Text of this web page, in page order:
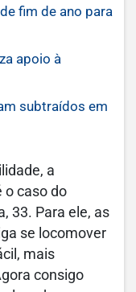
fim de ano para
apoio à
subtraídos em
a
o caso do
33. Para ele, as
se locomover
mais
consigo